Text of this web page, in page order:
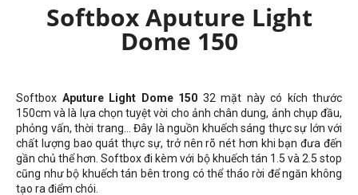
Softbox Aputure Light
Dome 150
Softbox Aputure Light Dome 150 32 mặt này có kích thước
150cm và là lựa chọn tuyệt vời cho ảnh chân dung, ảnh chụp đầu,
phỏng vấn, thời trang... Đây là nguồn khuếch sáng thực sự lớn với
chất lượng bao quát thực sự, trở nên rõ nét hơn khi bạn đưa đến
gần chủ thể hơn. Softbox đi kèm với bộ khuếch tán 1.5 và 2.5 stop
cũng như bộ khuếch tán bên trong có thể tháo rời để ngăn không
tạo ra điểm chói.